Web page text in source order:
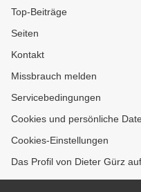
Städtepartnerschaftspreis
Top-Beiträge
Seiten
Kontakt
Missbrauch melden
Servicebedingungen
Cookies und persönliche
Cookies-Einstellungen
Das Profil von Dieter Gürz